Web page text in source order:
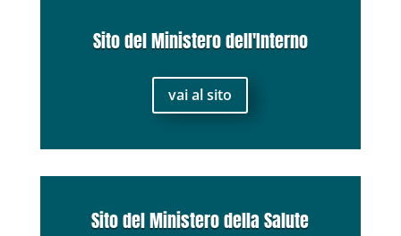
Sito del Ministero dell'Interno
vai al sito
Sito del Ministero della Salute